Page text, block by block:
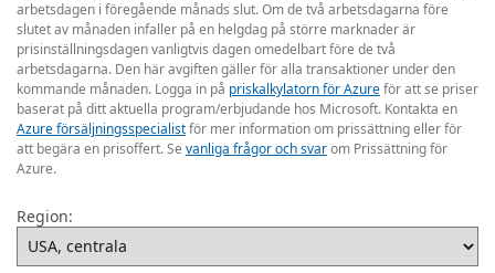
arbetsdagen i föregående månads slut. Om de två arbetsdagarna före
slutet av månaden infaller på en helgdag på större marknader är
prisinställningsdagen vanligtvis dagen omedelbart före de två
arbetsdagarna. Den här avgiften gäller för alla transaktioner under den
kommande månaden. Logga in på priskalkylatorn för Azureför att se priser
baserat på ditt aktuella program/erbjudande hos Microsoft. Kontakta en
Azure försäljningsspecialistför mer information om prissättning eller för
att begära en prisoffert. Se vanliga frågor och svarom Prissättning för
Azure.
Region: